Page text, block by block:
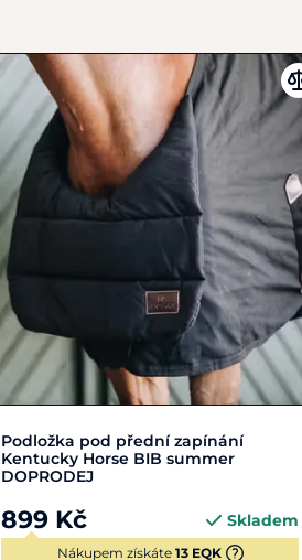
Zobrazit detail
Podložka pod přední zapínání
Kentucky Horse BIB summer
DOPRODEJ
899 Kč Skladem
Nákupem získáte 13 EQK